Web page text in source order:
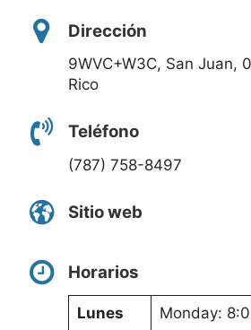
Dirección
9WVC+W3C, San Juan,
Rico
Teléfono
(787) 758-8497
Sitio web
Horarios
Lunes Monday: